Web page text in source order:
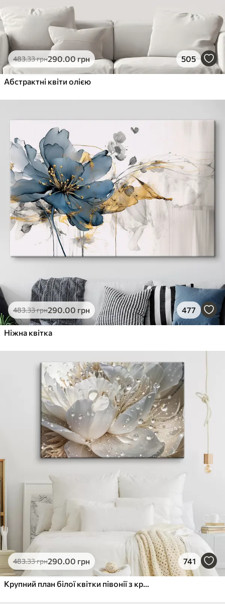
483.33грн290.00грн 505
Абстрактні квіти олією
483.33грн290.00 грн 477
Ніжна квітка
483.33грн290.00 грн 741
Крупний план білої квітки півонії з крапельками води на пелюстках на розмитому фоні